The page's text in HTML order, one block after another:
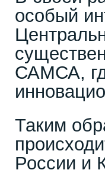
особый
САМСА,
Таким
России и